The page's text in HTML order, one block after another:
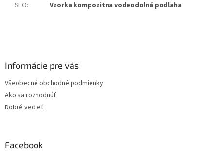
SEO: Vzorka kompozitna vodeodolná podlaha
Informácie pre vás
Všeobecné obchodné podmienky
Ako sa rozhodnúť
Dobré vedieť
Facebook